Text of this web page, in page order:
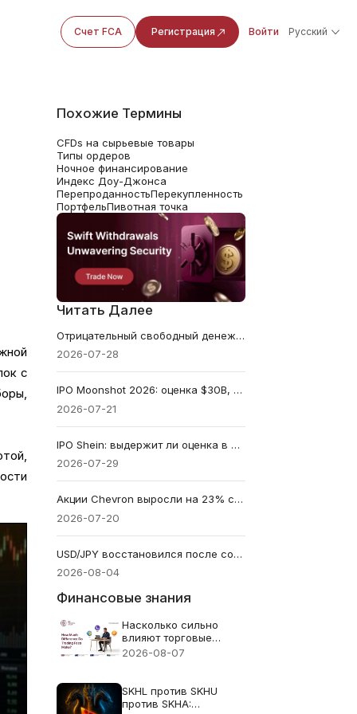
Счет FCA Регистрация Войти Русский
с
Похожие Термины
CFDs на сырьевые товары
Типы ордеров
Ночное финансирование
Индекс Доу-Джонса
ПерепроданностьПерекупленность
ПортфельПивотная точка
Читать Далее
Отрицательный свободный денежный поток: почему «прибыльные» компании могут стать опасными инвестициями
2026-07-28
IPO Moonshot 2026: оценка $30B, сроки и как инвестировать
2026-07-21
IPO Shein: выдержит ли оценка в $50B расследование FTC и убыток в $99M?
2026-07-29
Акции Chevron выросли на 23% с начала года: смогут ли сделки в Ираке продлить ралли?
2026-07-20
USD/JPY восстановился после совместной интервенции США и Японии по иене. Это сработало?
2026-08-04
Финансовые знания
Насколько сильно
влияют торговые
комиссии?
2026-08-07
SKHL против SKHU
против SKHA: